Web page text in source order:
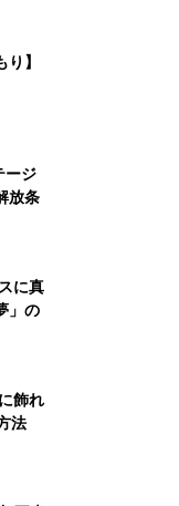
】
ージ
放条
に真
」の
飾れ
法